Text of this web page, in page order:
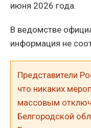
июня 2026 года.
В ведомстве
информация не
Представители
что никаких
массовым
Белгородской